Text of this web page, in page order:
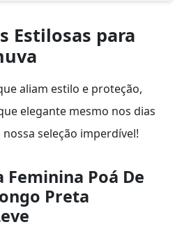
Estilosas para
aliam estilo e proteção,
elegante mesmo nos dias
seleção imperdível!
Feminina Poá De
Preta